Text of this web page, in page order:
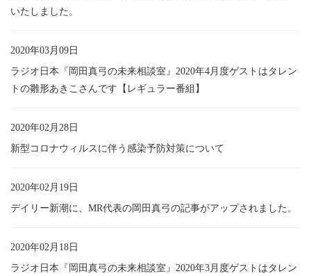
いたしました。
2020年03月09日
ラジオ日本『岡田真弓の未来相談室』2020年4月度ゲストはタレン
トの雛形あきこさんです【レギュラー番組】
2020年02月28日
新型コロナウィルスに伴う感染予防対策について
2020年02月19日
デイリー新潮に、MR代表の岡田真弓の記事がアップされました。
2020年02月18日
ラジオ日本『岡田真弓の未来相談室』2020年3月度ゲストはタレン